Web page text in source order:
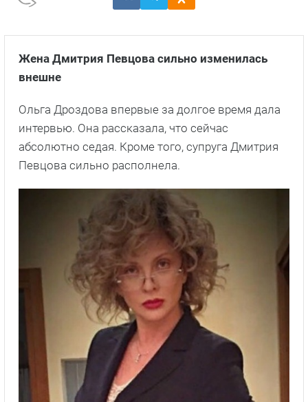
Жена Дмитрия Певцова сильно изменилась
внешне
Ольга Дроздова впервые за долгое время дала
интервью. Она рассказала, что сейчас
абсолютно седая. Кроме того, супруга Дмитрия
Певцова сильно располнела.